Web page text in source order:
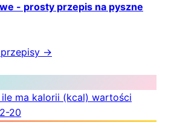
- prosty przepis na pyszne
→
ma kalorii (kcal) wartości
20